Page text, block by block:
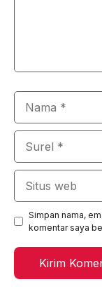
Simpan nama,
komentar saya